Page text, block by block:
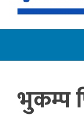
भुकम्प